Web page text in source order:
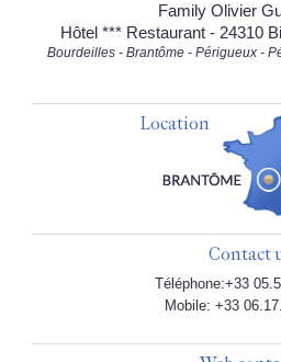
Family Olivier
Hôtel *** Restaurant - 24310
Bourdeilles - Brantôme - Périgueux -
Location
Contact
Téléphone:+33
Mobile: +33